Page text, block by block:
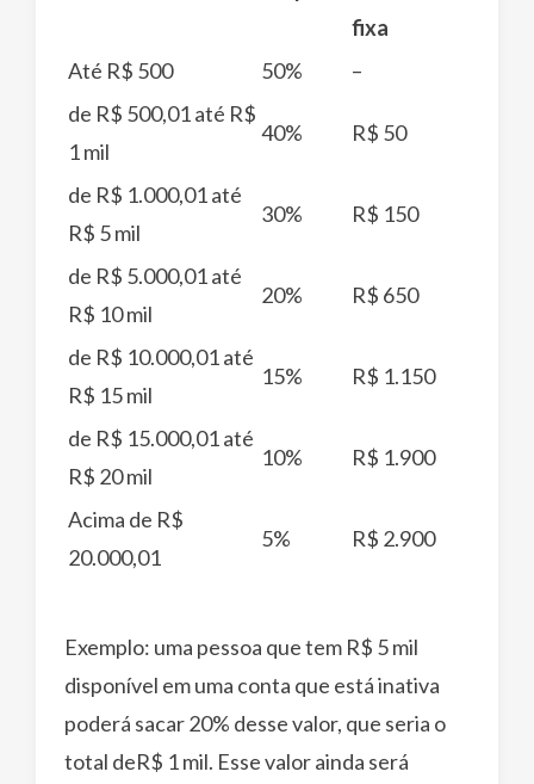
fixa
Até R$ 500
50%
–
de R$ 500,01 até R$
1 mil
40% R$ 50
de R$ 1.000,01 até
R$ 5 mil
30% R$ 150
de R$ 5.000,01 até
R$ 10 mil
20% R$ 650
de R$ 10.000,01 até
R$ 15 mil
15% R$ 1.150
de R$ 15.000,01 até
R$ 20 mil
10% R$ 1.900
Acima de R$
20.000,01
5% R$ 2.900
Exemplo: uma pessoa que tem R$ 5 mil
disponível em uma conta que está inativa
poderá sacar 20% desse valor, que seria o
total deR$ 1 mil. Esse valor ainda será